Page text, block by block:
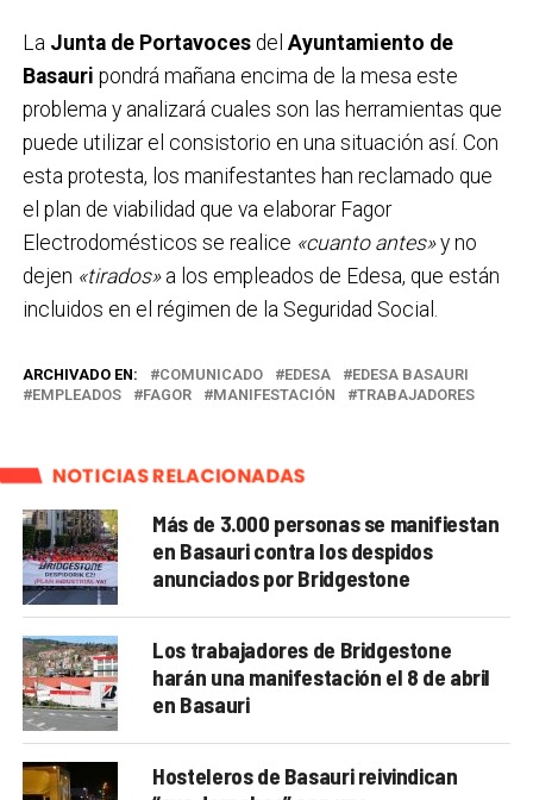
La Junta de Portavocesdel Ayuntamiento de
Basauri pondrá mañana encima de la mesa este
problema y analizará cuales son las herramientas que
puede utilizar el consistorio en una situación así. Con
esta protesta, los manifestantes han reclamado que
el plan de viabilidad que va elaborar Fagor
Electrodomésticos se realice «cuanto antes»y no
dejen «tirados»a los empleados de Edesa, que están
incluidos en el régimen de la Seguridad Social.
ARCHIVADO EN: COMUNICADO EDESA
EDESA BASAURI
EMPLEADOS
FAGOR MANIFESTACIÓN TRABAJADORES
NOTICIAS RELACIONADAS
Más de 3.000 personas se manifiestan
en Basauri contra los despidos
anunciados por Bridgestone
Los trabajadores de Bridgestone
harán una manifestación el 8 de abril
en Basauri
Hosteleros de Basauri reivindican